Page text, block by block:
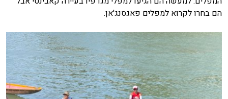
הם בחרו לקרוא למפלים פאגסנג'אן.